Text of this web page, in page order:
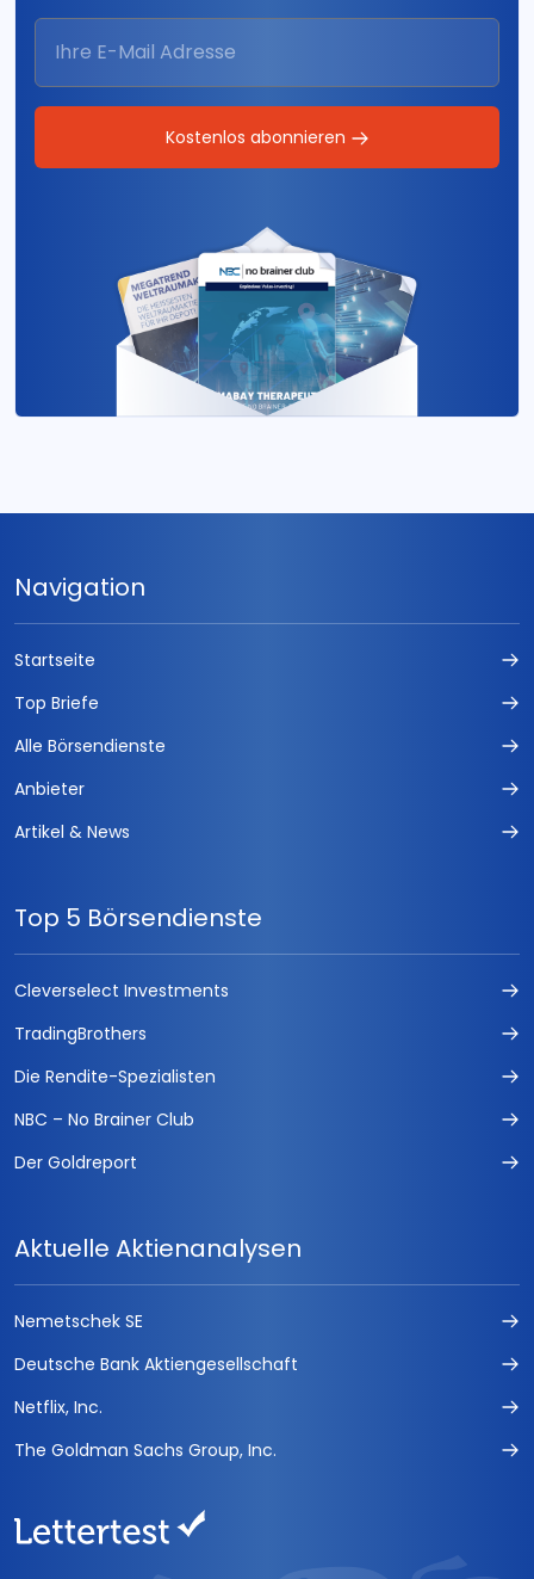
Kostenlos abonnieren
Navigation
Startseite
Top Briefe
Alle Börsendienste
Anbieter
Artikel & News
Top 5 Börsendienste
Cleverselect Investments
TradingBrothers
Die Rendite-Spezialisten
NBC – No Brainer Club
Der Goldreport
Aktuelle Aktienanalysen
Nemetschek SE
Deutsche Bank Aktiengesellschaft
Netflix, Inc.
The Goldman Sachs Group, Inc.